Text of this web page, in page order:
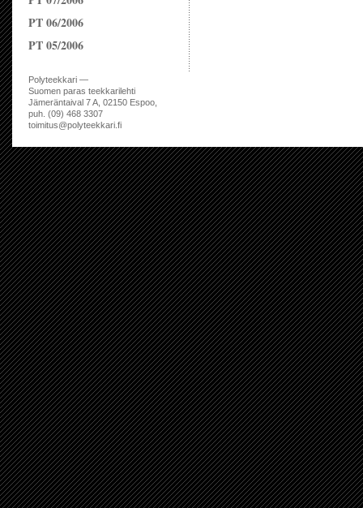
PT 06/2006
PT 05/2006
Polyteekkari —
Suomen paras teekkarilehti
Jämeräntaival 7 A, 02150 Espoo,
puh. (09) 468 3307
toimitus@polyteekkari.fi